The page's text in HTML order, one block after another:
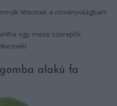
léteznek a növényvilágban!
egy mese szereplői
alakú fa